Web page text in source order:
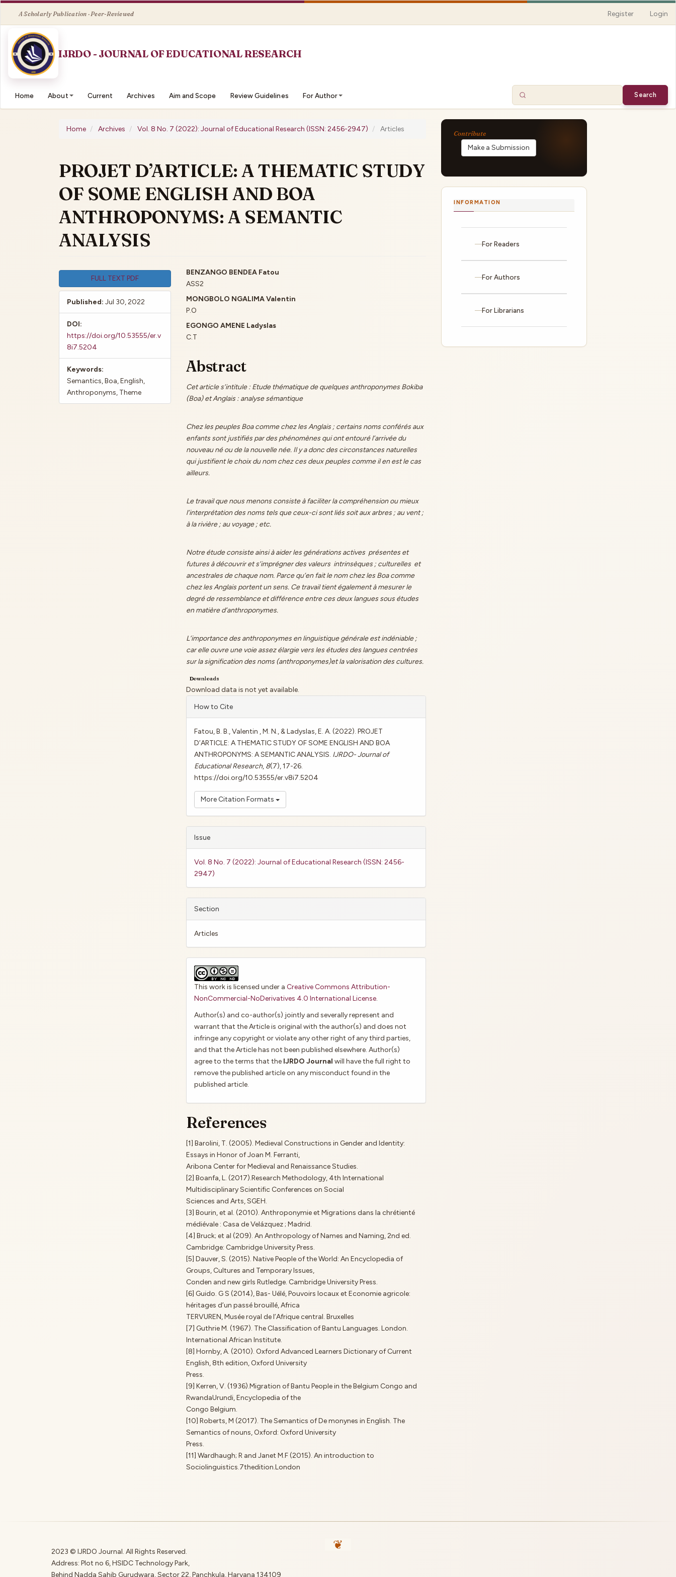
Quick
page
content
Main
Navigation
Content
Sidebar
Register Login
Home About Current Archives Aim and Scope Review Guidelines For Author Search
Home Archives Vol. 8 No. 7 (2022): Journal of Educational Research (ISSN: 2456-2947) Articles
PROJET D’ARTICLE: A THEMATIC STUDY
OF SOME ENGLISH AND BOA
ANTHROPONYMS: A SEMANTIC
ANALYSIS
Article
Sidebar
FULL TEXT PDF
Published: Jul 30, 2022
DOI:
https://doi.org/10.53555/er.v
8i7.5204
Keywords:
Semantics, Boa, English,
Anthroponyms, Theme
Main
Article
Content
BENZANGO BENDEA Fatou
ASS2
MONGBOLO NGALIMA Valentin
P.O
EGONGO AMENE Ladyslas
C.T
Abstract
Cet article s’intitule : Etude thématique de quelques anthroponymes Bokiba
(Boa) et Anglais : analyse sémantique
Chez les peuples Boa comme chez les Anglais ; certains noms conférés aux
enfants sont justifiés par des phénomènes qui ont entouré l’arrivée du
nouveau né ou de la nouvelle née. Il y a donc des circonstances naturelles
qui justifient le choix du nom chez ces deux peuples comme il en est le cas
ailleurs.
Le travail que nous menons consiste à faciliter la compréhension ou mieux
l’interprétation des noms tels que ceux-ci sont liés soit aux arbres ; au vent ;
à la rivière ; au voyage ; etc.
Notre étude consiste ainsi à aider les générations actives présentes et
futures à découvrir et s’imprégner des valeurs intrinsèques ; culturelles et
ancestrales de chaque nom. Parce qu’en fait le nom chez les Boa comme
chez les Anglais portent un sens. Ce travail tient également à mesurer le
degré de ressemblance et différence entre ces deux langues sous études
en matière d’anthroponymes.
L’importance des anthroponymes en linguistique générale est indéniable ;
car elle ouvre une voie assez élargie vers les études des langues centrées
sur la signification des noms (anthroponymes)et la valorisation des cultures.
Downloads
Download data is not yet available.
Article
Details
How to Cite
Fatou, B. B., Valentin , M. N., & Ladyslas, E. A. (2022). PROJET
D’ARTICLE: A THEMATIC STUDY OF SOME ENGLISH AND BOA
ANTHROPONYMS: A SEMANTIC ANALYSIS. IJRDO- Journal of
Educational Research, 8(7), 17-26.
https://doi.org/10.53555/er.v8i7.5204
More Citation Formats
Issue
Vol. 8 No. 7 (2022): Journal of Educational Research (ISSN: 2456-
2947)
Section
Articles
This work is licensed under a Creative Commons Attribution-
NonCommercial-NoDerivatives 4.0 International License.
Author(s) and co-author(s) jointly and severally represent and
warrant that the Article is original with the author(s) and does not
infringe any copyright or violate any other right of any third parties,
and that the Article has not been published elsewhere. Author(s)
agree to the terms that the IJRDO Journal will have the full right to
remove the published article on any misconduct found in the
published article.
References
[1] Barolini, T. (2005). Medieval Constructions in Gender and Identity:
Essays in Honor of Joan M. Ferranti,
Aribona Center for Medieval and Renaissance Studies.
[2] Boanfa, L. (2017).Research Methodology, 4th International
Multidisciplinary Scientific Conferences on Social
Sciences and Arts, SGEH.
[3] Bourin, et al. (2010). Anthroponymie et Migrations dans la chrétienté
médiévale : Casa de Velázquez ; Madrid.
[4] Bruck; et al (209). An Anthropology of Names and Naming, 2nd ed.
Cambridge: Cambridge University Press.
[5] Dauver, S. (2015). Native People of the World: An Encyclopedia of
Groups, Cultures and Temporary Issues,
Conden and new girls Rutledge. Cambridge University Press.
[6] Guido. G S (2014), Bas- Uélé, Pouvoirs locaux et Economie agricole:
héritages d’un passé brouillé, Africa
TERVUREN, Musée royal de l’Afrique central. Bruxelles
[7] Guthrie M. (1967). The Classification of Bantu Languages. London.
International African Institute.
[8] Hornby, A. (2010). Oxford Advanced Learners Dictionary of Current
English, 8th edition, Oxford University
Press.
[9] Kerren, V. (1936).Migration of Bantu People in the Belgium Congo and
RwandaUrundi, Encyclopedia of the
Congo Belgium.
[10] Roberts, M (2017). The Semantics of De monynes in English. The
Semantics of nouns, Oxford: Oxford University
Press.
[11] Wardhaugh; R and Janet M.F (2015). An introduction to
Sociolinguistics.7thedition.London
Make a Submission
INFORMATION
For Readers
For Authors
For Librarians
2023 © IJRDO Journal. All Rights Reserved.
Address: Plot no 6, HSIDC Technology Park,
Behind Nadda Sahib Gurudwara, Sector 22, Panchkula, Haryana 134109